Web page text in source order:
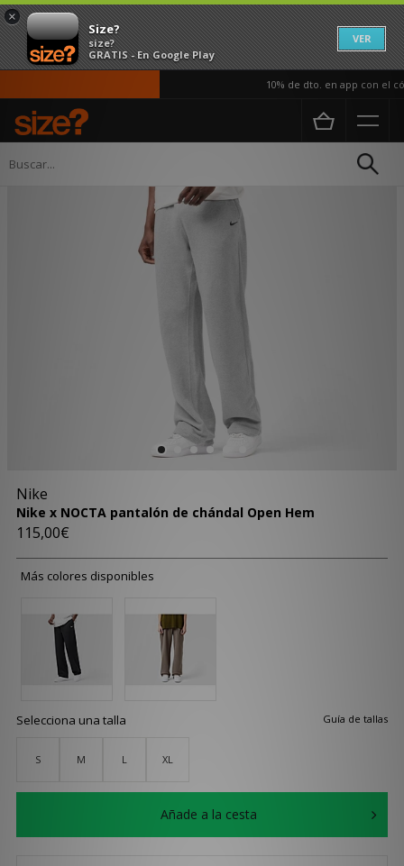
×
Size?
size?
GRATIS - En Google Play
VER
10% de dto. en app con el
Página principal Chaquetas de chandal y Chandales
Nike
Nike x NOCTA pantalón de chándal Open Hem
115,00€
Más colores disponibles
Guía de tallas
Selecciona una talla
S M L XL
Añade a la cesta